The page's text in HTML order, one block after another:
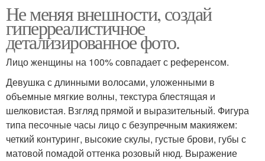
Не меняя внешности, создай
гиперреалистичное
детализированное фото.
Лицо женщины на 100% совпадает с референсом.
Девушка с длинными волосами, уложенными в
объемные мягкие волны, текстура блестящая и
шелковистая. Взгляд прямой и выразительный. Фигура
типа песочные часы лицо с безупречным макияжем:
четкий контуринг, высокие скулы, густые брови, губы с
матовой помадой оттенка розовый нюд. Выражение